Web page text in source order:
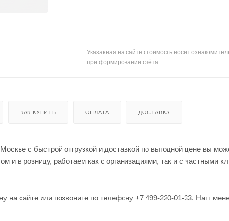
Указанная на сайте стоимость носит
при формировании счёта.
КАК КУПИТЬ ОПЛАТА ДОСТАВКА
с быстрой отгрузкой и доставкой по выгодной цене вы
и в розницу, работаем как с организациями, так и с частными
на сайте или позвоните по телефону +7 499-220-01-33. Наш